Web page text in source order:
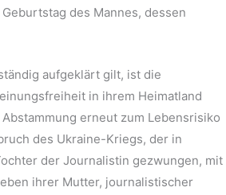
des Mannes, dessen
aufgeklärt gilt, ist die
in ihrem Heimatland
erneut zum Lebensrisiko
des Ukraine-Kriegs, der in
der Journalistin gezwungen, mit
ihrer Mutter, journalistischer